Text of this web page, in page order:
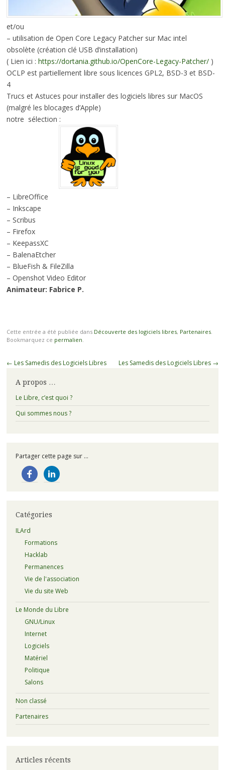
et/ou
– utilisation de Open Core Legacy Patcher sur Mac intel
obsolète (création clé USB d’installation)
( Lien ici : https://dortania.github.io/OpenCore-Legacy-Patcher/)
OCLP est partiellement libre sous licences GPL2, BSD-3 et BSD-
4
Trucs et Astuces pour installer des logiciels libres sur MacOS
(malgré les blocages d’Apple)
notre sélection :
– LibreOffice
– Inkscape
– Scribus
– Firefox
– KeepassXC
– BalenaEtcher
– BlueFish & FileZilla
– Openshot Video Editor
Animateur: Fabrice P.
Cette entrée a été publiée dans Découverte des logiciels libres, Partenaires.
Bookmarquez ce permalien.
Navigation
articles
← Les Samedis des Logiciels Libres Les Samedis des Logiciels Libres →
A propos …
Le Libre, c’est quoi ?
Qui sommes nous ?
Partager cette page sur ...
Catégories
ILArd
Formations
Hacklab
Permanences
Vie de l'association
Vie du site Web
Le Monde du Libre
GNU/Linux
Internet
Logiciels
Matériel
Politique
Salons
Non classé
Partenaires
Articles récents